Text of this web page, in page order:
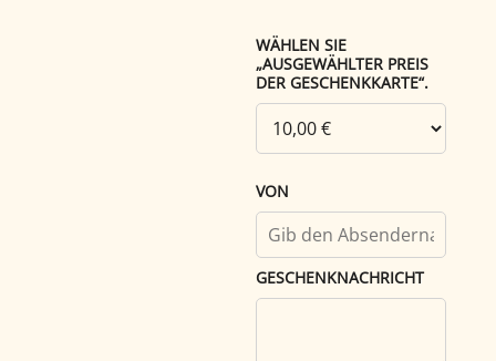
WÄHLEN SIE
„AUSGEWÄHLTER PREIS
DER GESCHENKKARTE“.
VON
GESCHENKNACHRICHT